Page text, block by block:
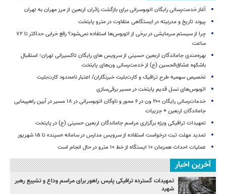
آغاز خدمت‌رسانی رایگان اتوبوسرانی برای بازگشت زائران اربعین از مرز مهران به تهران
پیوند تاریخ و مدرنیته در ایستگاهی متفاوت در مترو پایتخت
چرا از سیستم سرمایشی در برخی از اتوبوس‌ها استفاده نمی‌شود؟ رفع خرابی حداکثر تا ۷۲
ساعت
بهره‌مندی جاماندگان اربعین حسینی از سرویس‌ های رایگان تاکسیرانی تهران؛ استقبال
باشکوه عشاق‌الحسین (ع) از خدمت‌رسانی ون‌های پایتخت
تخصیص سهمیه طرح ترافیک و کارت‌بلیت خبرنگاران/ اعتبار نامحدود کارت‌بلیت
اتوبوس‌های نسل قدیم پایتخت در مسیر برقی‌سازی
خدمات‌رسانی رایگان ۲۰۰ ون در ۶ محور و ناوگان اتوبوسرانی در ۱۸ مسیر در آیین راهپیمایی
جاماندگان اربعین + جزییات
تمهیدات ترافیکی ویژه برگزاری مراسم جاماندگان اربعین حسینی (ع) در پایتخت
تمدید مهلت ثبت درخواست استفاده از سرویس مدارس در سامانه «سپند» تا ۱۵ شهریور
عملیات احداث همزمان ۱۰ ایستگاه از خط ۱۰ مترو در حال انجام است
آخرین اخبار
تمهیدات گسترده ترافیکی پلیس راهور برای مراسم وداع و تشییع رهبر
شهید